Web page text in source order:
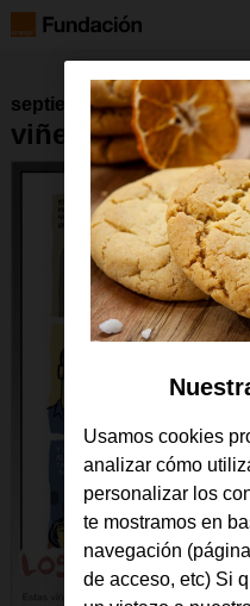
septiembre 2016
viñeta 29 febrero
Usamos cookies
analizar cómo
personalizar los
te mostramos en
navegación
de acceso, etc) Si